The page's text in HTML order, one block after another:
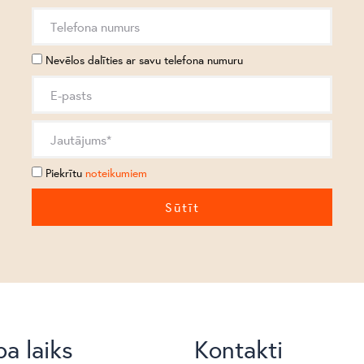
Nevēlos dalīties ar savu telefona numuru
Piekrītu noteikumiem
laiks Kontakti